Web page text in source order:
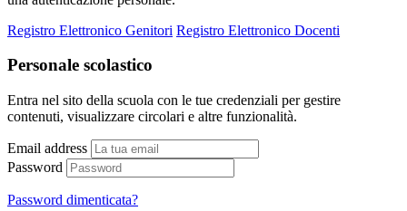
Registro Elettronico Genitori Registro Elettronico Docenti
Personale scolastico
Entra nel sito della scuola con le tue credenziali per gestire
contenuti, visualizzare circolari e altre funzionalità.
Email address
Password
Password dimenticata?